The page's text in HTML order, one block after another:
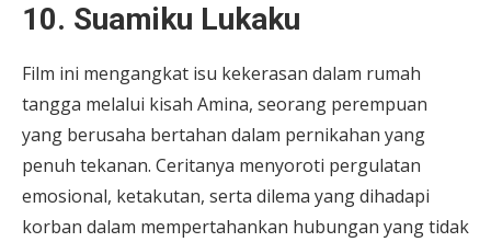
10. Suamiku Lukaku
Film ini mengangkat isu kekerasan dalam rumah
tangga melalui kisah Amina, seorang perempuan
yang berusaha bertahan dalam pernikahan yang
penuh tekanan. Ceritanya menyoroti pergulatan
emosional, ketakutan, serta dilema yang dihadapi
korban dalam mempertahankan hubungan yang tidak